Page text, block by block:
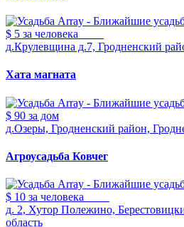
$ 5 за человека
д.Крулевщина д.7, Гродненский
Хата магната
$ 90 за дом
д.Озеры, Гродненский район,
Агроусадьба Ковчег
$ 10 за человека
д. 2, Хутор Полежино,
область